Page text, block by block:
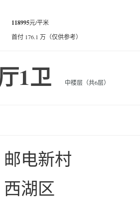
118995元/平米
首付 176.1 万（仅供参考）
1卫 中楼层（共6层）
邮电新村
西湖区